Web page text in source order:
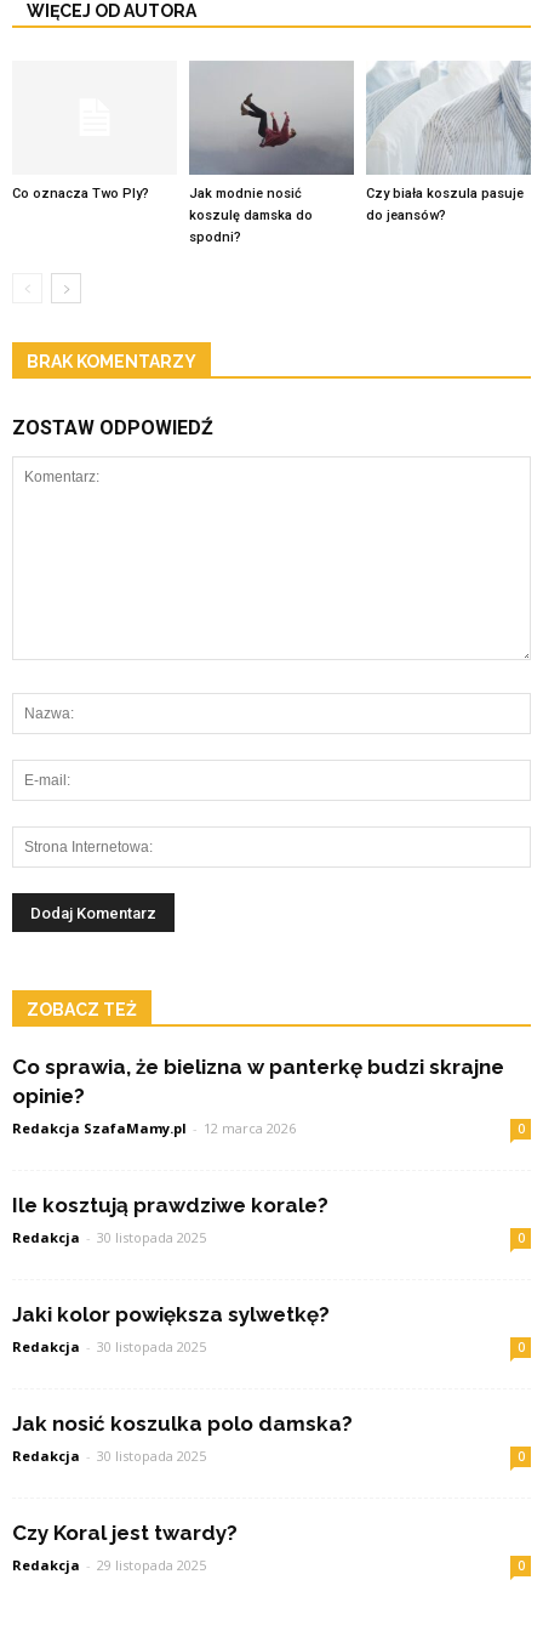
WIĘCEJ OD AUTORA
Co oznacza Two Ply?
Jak modnie nosić
koszulę damska do
spodni?
Czy biała koszula pasuje
do jeansów?
BRAK KOMENTARZY
ZOSTAW ODPOWIEDŹ
ZOBACZ TEŻ
Co sprawia, że bielizna w panterkę budzi skrajne
opinie?
Redakcja SzafaMamy.pl - 12 marca 2026 0
Ile kosztują prawdziwe korale?
Redakcja - 30 listopada 2025 0
Jaki kolor powiększa sylwetkę?
Redakcja - 30 listopada 2025 0
Jak nosić koszulka polo damska?
Redakcja - 30 listopada 2025 0
Czy Koral jest twardy?
Redakcja - 29 listopada 2025 0